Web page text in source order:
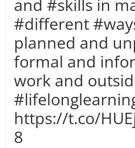
and #skills in
#different
planned and
formal and
work and
https://t.co/
8